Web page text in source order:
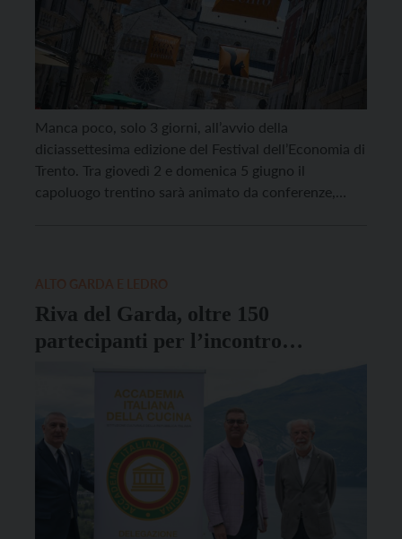
Manca poco, solo 3 giorni, all’avvio della
diciassettesima edizione del Festival dell’Economia di
Trento. Tra giovedì 2 e domenica 5 giugno il
capoluogo trentino sarà animato da conferenze,
Riva del Garda, oltre 150
partecipanti per l’incontro
Cucina con Alfio Ghezzi e Andrea
Irsara